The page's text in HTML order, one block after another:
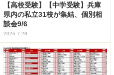
【高校受験】【中学受験】兵庫
県内の私立31校が集結、個別相
談会9/6
2026.7.28